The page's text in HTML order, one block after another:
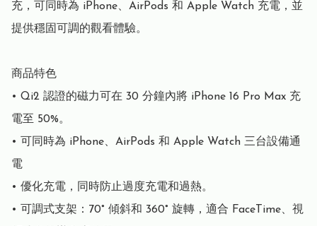
充，可同時為 iPhone、AirPods 和 Apple Watch 充電，並
提供穩固可調的觀看體驗。
商品特色
• Qi2 認證的磁力可在 30 分鐘內將 iPhone 16 Pro Max 充
電至 50%。
• 可同時為 iPhone、AirPods 和 Apple Watch 三台設備通
電
• 優化充電，同時防止過度充電和過熱。
• 可調式支架：70° 傾斜和 360° 旋轉，適合 FaceTime、視